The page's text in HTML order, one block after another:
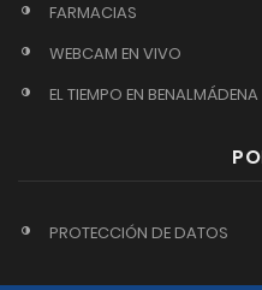
FARMACIAS
WEBCAM EN VIVO
EL TIEMPO EN BENALMÁDENA
PROTECCIÓN DE DATOS